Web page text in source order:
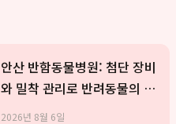
안산 반함동물병원: 첨단 장비
와 밀착 관리로 반려동물의 평
생 건강을 책임집니다
2026년 8월 6일